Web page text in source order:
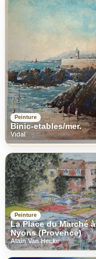
Peinture
Binic-etables/mer.
Vidal
Peinture
La Place du Marché à
Nyons (Provence)
Alain Van Hecke